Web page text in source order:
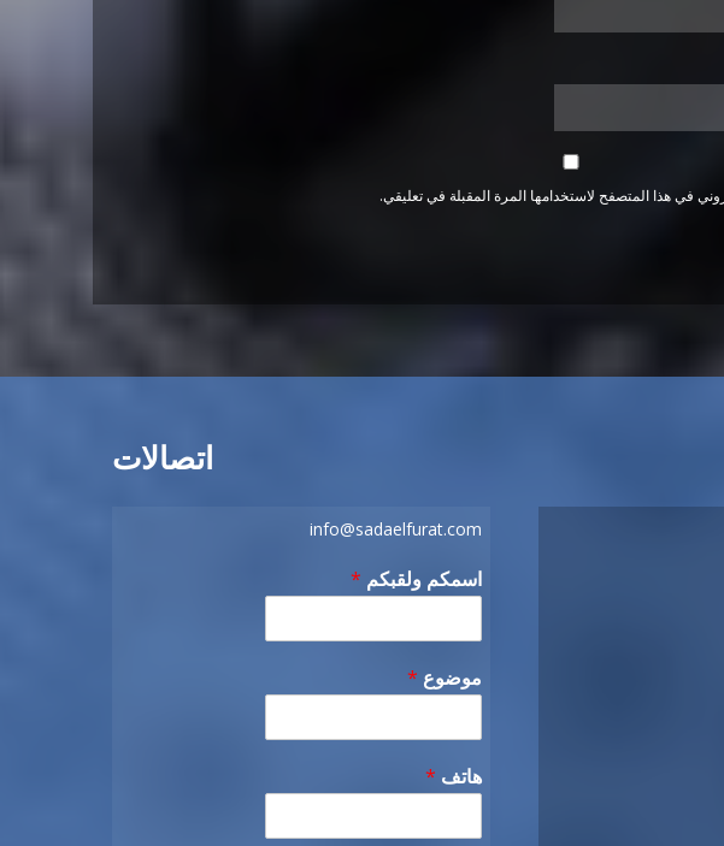
في هذا المتصفح لاستخدامها المرة المقبلة في تعليقي.
اتصالات
info@sadaelfurat.com
اسمكم ولقبكم *
موضوع *
هاتف *